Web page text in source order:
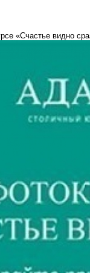
«Счастье видно